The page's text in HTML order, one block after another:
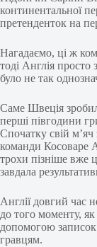
континентальної
претенденток на
Нагадаємо, ці ж
тоді Англія
було не так
Саме Швеція
перші півгодини
Спочатку свій м’яч
команди Косоваре
трохи пізніше вже
завдала
Англії довгий час
до того моменту,
допомогою записок
гравцям.